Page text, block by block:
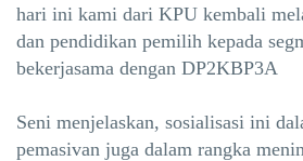
hari ini kami dari KPU kembali
dan pendidikan pemilih kepada
bekerjasama dengan DP2KBP3A
Seni menjelaskan, sosialisasi ini
pemasivan juga dalam rangka